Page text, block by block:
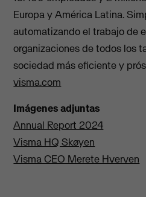
Europa y América Latina.
automatizando el trabajo de
organizaciones de todos los
sociedad más eficiente y
visma.com
Imágenes adjuntas
Annual Report 2024
Visma HQ Skøyen
Visma CEO Merete Hverven